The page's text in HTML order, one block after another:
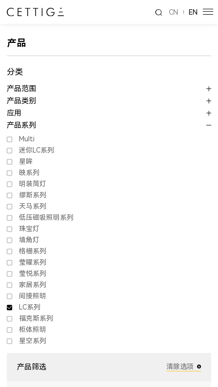
CN EN
产品
分类
产品范围
产品类别
应用
产品系列
Multi
迷你LC系列
星眸
映系列
明装筒灯
缪斯系列
天马系列
低压磁吸照明系列
珠宝灯
墙角灯
格栅系列
莹曜系列
莹悦系列
家居系列
间接照明
LC系列
福克斯系列
柜体照明
星空系列
产品筛选 清除选项